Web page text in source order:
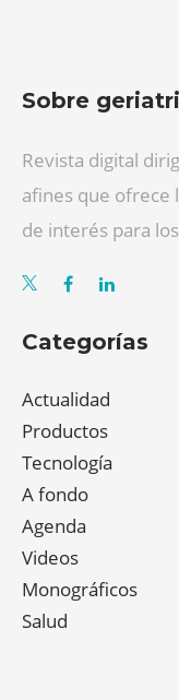
Sobre
Revista digital
afines que ofrece
de interés para
Categorías
Actualidad
Productos
Tecnología
A fondo
Agenda
Videos
Monográficos
Salud